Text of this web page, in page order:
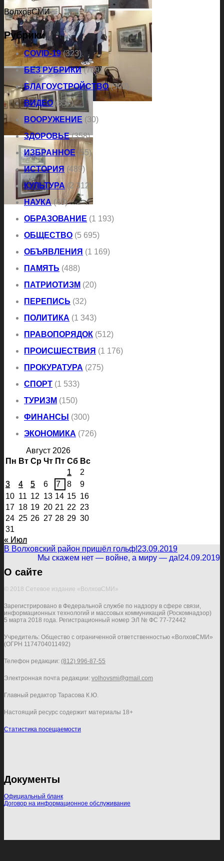
ВолховСМИ
Рубрики
COVID-19(323)
БЕЗ РУБРИКИ(769)
БЛАГОУСТРОЙСТВО(502)
ВИДЕО(357)
ВООРУЖЕНИЕ (30)
ЗДОРОВЬЕ(358)
ИЗБРАННОЕ (55)
ИСТОРИЯ (489)
КУЛЬТУРА (2 312)
НАУКА(40)
ОБРАЗОВАНИЕ (1 193)
ОБЩЕСТВО (5 695)
ОБЪЯВЛЕНИЯ (1 169)
ПАМЯТЬ (488)
ПАТРИОТИЗМ (20)
ПЕРЕПИСЬ (32)
ПОЛИТИКА (1 343)
ПРАВОПОРЯДОК (512)
ПРОИСШЕСТВИЯ (1 176)
ПРОКУРАТУРА (275)
СПОРТ (1 533)
ТУРИЗМ (150)
ФИНАНСЫ (300)
ЭКОНОМИКА (726)
Август 2026
Пн Вт Ср Чт Пт Сб Вс
1
2
3
4 5 6 7 8
9
10 11 12 13 14 15 16
17 18 19 20 21 22 23
24 25 26 27 28 29 30
31
« Июл
В Волховский район пришёл гольф!23.09.2019
Мы скажем нет — войне, а миру — да!24.09.2019
О сайте
© 2018 Сетевое издание «ВолховСМИ»
Зарегистрировано в Федеральной службе по надзору в сфере связи,
информационных технологий и массовых коммуникаций (Роскомнадзор)
5 марта 2018 года. Регистрационный номер ЭЛ № ФС 77-72442
Учредитель: Общество с ограниченной ответственностью «ВолховСМИ»
(ОГРН 1174704011492)
Телефон редакции: (812) 996-87-55
Электронная почта редакции: volhovsmi@gmail.com
Главный редактор Тарасова К.Ю.
Настоящий ресурс содержит материалы 18+
Статистика посещаемости
Документы
Официальный бланк
Договор на информационное обслуживание